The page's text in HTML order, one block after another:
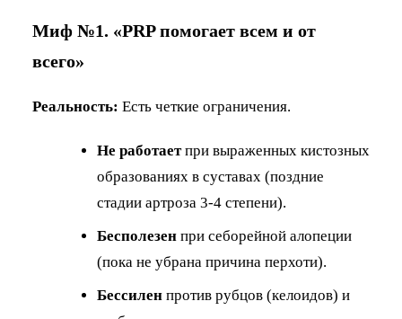
Миф №1. «PRP помогает всем и от
всего»
Реальность: Есть четкие ограничения.
Не работаетпри выраженных кистозных
образованиях в суставах (поздние
стадии артроза 3-4 степени).
Бесполезен при себорейной алопеции
(пока не убрана причина перхоти).
Бессилен против рубцов (келоидов) и